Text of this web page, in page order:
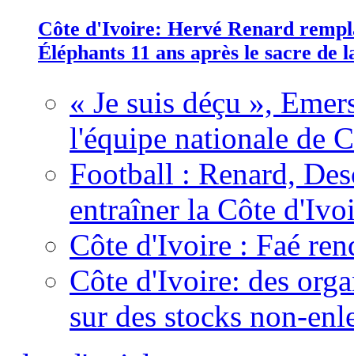
Côte d'Ivoire: Hervé Renard
Éléphants 11 ans après le sacre de
« Je suis déçu »,
l'équipe nationale de
Football : Renard,
entraîner la Côte
Côte d'Ivoire : Faé
Côte d'Ivoire: des
sur des stocks non-